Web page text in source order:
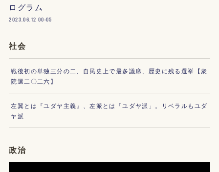
ログラム
2023.06.12 00:05
社会
戦後初の単独三分の二、自民史上で最多議席、歴史に残る選挙【衆
院選二〇二六】
左翼とは『ユダヤ主義』、左派とは「ユダヤ派」。リベラルもユダ
ヤ派
政治